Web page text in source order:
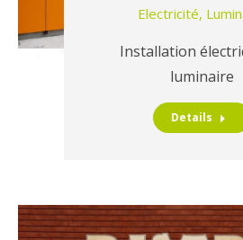
Electricité,
Installation
luminaire
Details